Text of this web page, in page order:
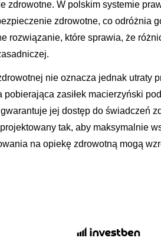
zdrowotne. W polskim systemie
zdrowotne, co odróżnia
rozwiązanie, które sprawia, że
nie oznacza jednak utraty
pobierająca zasiłek macierzyński
jej dostęp do świadczeń
tak, aby maksymalnie
na opiekę zdrowotną mogą